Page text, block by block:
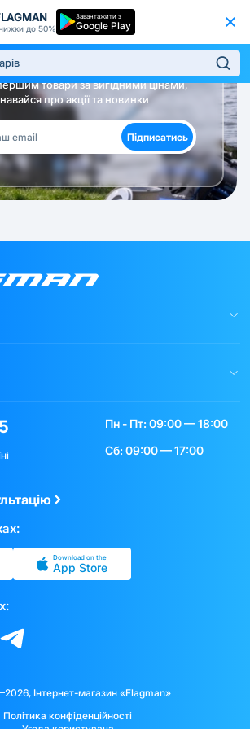
до 50%
Завантажити з
Google Play
Будь в курсі!
товари за вигідними цінами,
про акції та новинки
Підписатись
Пн - Пт: 09:00 — 18:00
Сб: 09:00 — 17:00
Download on the
App Store
Інтернет-магазин «Flagman»
Політика конфіденційності